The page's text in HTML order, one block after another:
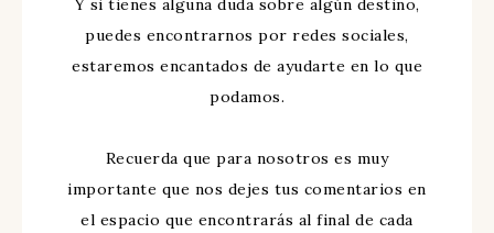
Y si tienes alguna duda sobre algún destino,
puedes encontrarnos por redes sociales,
estaremos encantados de ayudarte en lo que
podamos.
Recuerda que para nosotros es muy
importante que nos dejes tus comentarios en
el espacio que encontrarás al final de cada